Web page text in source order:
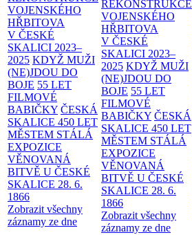
VOJENSKÉHO
HŘBITOVA
V ČESKÉ
SKALICI 2023–
2025 KDYŽ MUŽI
(NE)JDOU DO
BOJE 55 LET
FILMOVÉ
BABIČKY ČESKÁ
SKALICE 450 LET
MĚSTEM STÁLÁ
EXPOZICE
VĚNOVANÁ
BITVĚ U ČESKÉ
SKALICE 28. 6.
1866
Zobrazit všechny
záznamy ze dne
REKONSTRUKCE
VOJENSKÉHO
HŘBITOVA
V ČESKÉ
SKALICI 2023–
2025 KDYŽ MUŽI
(NE)JDOU DO
BOJE 55 LET
FILMOVÉ
BABIČKY ČESKÁ
SKALICE 450 LET
MĚSTEM STÁLÁ
EXPOZICE
VĚNOVANÁ
BITVĚ U ČESKÉ
SKALICE 28. 6.
1866
Zobrazit všechny
záznamy ze dne